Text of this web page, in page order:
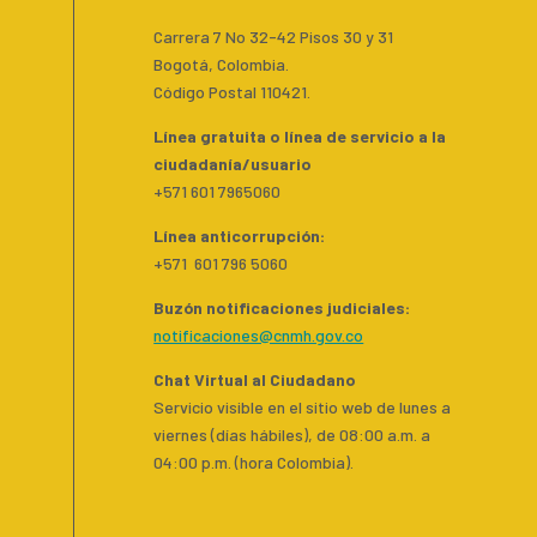
Carrera 7 No 32-42 Pisos 30 y 31
Bogotá, Colombia.
Código Postal 110421.
Línea gratuita o línea de servicio a la
ciudadanía/usuario
+571 601 7965060
Línea anticorrupción:
+571 601 796 5060
Buzón notificaciones judiciales:
notificaciones@cnmh.gov.co
Chat Virtual al Ciudadano
Servicio visible en el sitio web de lunes a
viernes (días hábiles), de 08:00 a.m. a
04:00 p.m. (hora Colombia).